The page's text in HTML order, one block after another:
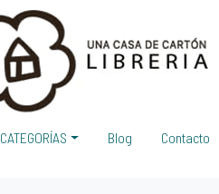
CATEGORÍAS Blog Contacto